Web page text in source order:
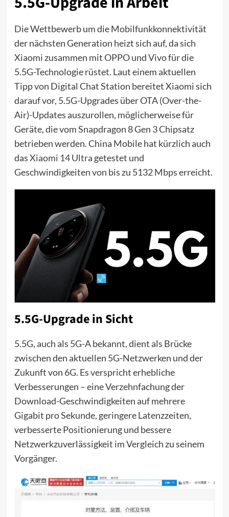
Die Wettbewerb um die Mobilfunkkonnektivität
der nächsten Generation heizt sich auf, da sich
Xiaomi zusammen mit OPPO und Vivo für die
5.5G-Technologie rüstet. Laut einem aktuellen
Tipp von Digital Chat Station bereitet Xiaomi sich
darauf vor, 5.5G-Upgrades über OTA (Over-the-
Air)-Updates auszurollen, möglicherweise für
Geräte, die vom Snapdragon 8 Gen 3 Chipsatz
betrieben werden. China Mobile hat kürzlich auch
dasXiaomi 14 Ultra getestet und
Geschwindigkeiten von bis zu 5132 Mbps erreicht.
5.5G-Upgrade in Sicht
5.5G, auch als 5G-A bekannt, dient als Brücke
zwischen den aktuellen 5G-Netzwerken und der
Zukunft von 6G. Es verspricht erhebliche
Verbesserungen – eine Verzehnfachung der
Download-Geschwindigkeiten auf mehrere
Gigabit pro Sekunde, geringere Latenzzeiten,
verbesserte Positionierung und bessere
Netzwerkzuverlässigkeit im Vergleich zu seinem
Vorgänger.